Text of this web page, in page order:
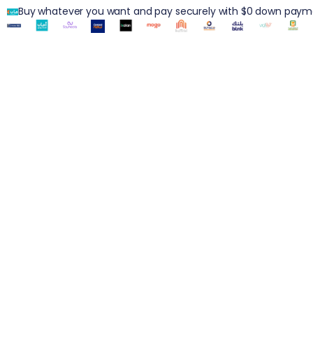
Buy whatever you want and pay securely with $0 down